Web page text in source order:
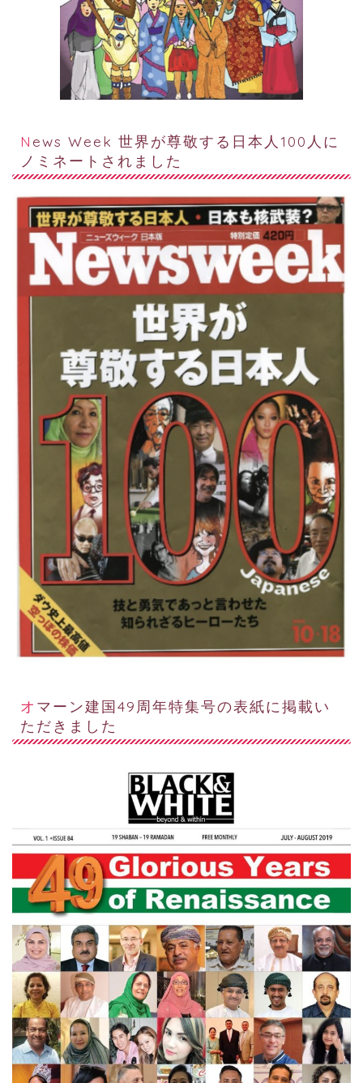
News Week 世界が尊敬する日本人100人に
ノミネートされました
オマーン建国49周年特集号の表紙に掲載い
ただきました